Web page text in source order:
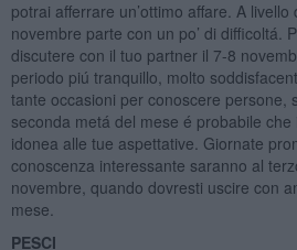
potrai afferrare un’ottimo affare. A
novembre parte con un po’ di difficoltá.
discutere con il tuo partner il 7-8
periodo piú tranquillo, molto
tante occasioni per conoscere persone,
seconda metá del mese é probabile
idonea alle tue aspettative. Giornate
conoscenza interessante saranno al
novembre, quando dovresti uscire con
mese.
PESCI